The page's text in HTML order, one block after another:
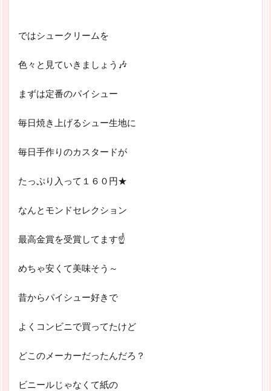
ではシュークリームを
色々と見ていきましょう🎶
まずは定番のパイシュー
毎日焼き上げるシュー生地に
毎日手作りのカスタードが
たっぷり入って１６０円★
なんとモンドセレクション
最高金賞を受賞してます☝
めちゃ安くて美味そう～
昔からパイシュー好きで
よくコンビニで買ってたけど
どこのメーカーだったんだろ？
ビニールじゃなくて紙の